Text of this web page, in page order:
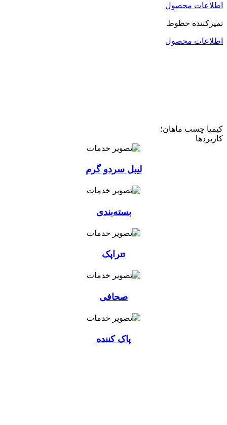
اطلاعات محصول
تمیزکننده خطوط
اطلاعات محصول
کیمیا چسب ماهان؛
کاربردها
لیبل سردو گرم
بسته‌بندی
تتراپک
صحافی
پاک کننده